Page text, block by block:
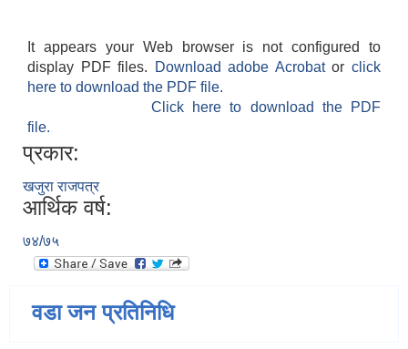
It appears your Web browser is not configured to
display PDF files.
Download adobe Acrobatorclick
here to download the PDF file.
Click here to download the PDF
file.
प्रकार:
खजुरा राजपत्र
आर्थिक वर्ष:
७४/७५
वडा जन प्रतिनिधि